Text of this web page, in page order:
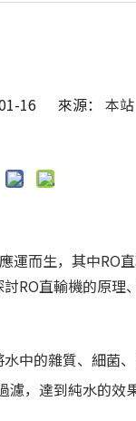
16 來源： 本站
而生，其中RO
RO直輸機的原理
中的雜質、細菌
，達到純水的效果